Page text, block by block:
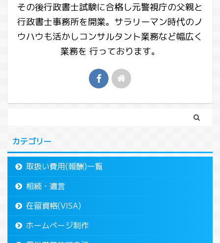
その後行政書士試験に合格し元警視庁の父親と
行政書士事務所を開業。サラリーマン時代のノ
ウハウも活かしコンサルタント業務など幅広く
業務を 行っております。
カテゴリー
取扱い費用(報酬)一覧
相続・遺言
在留資格(VISA)
ホームページ制作